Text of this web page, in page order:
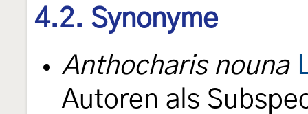
4.2. Synonyme
Anthocharis nouna
Autoren als